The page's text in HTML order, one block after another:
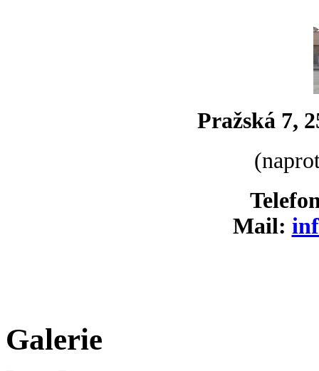
Pražská 7,
Mail:
Galerie